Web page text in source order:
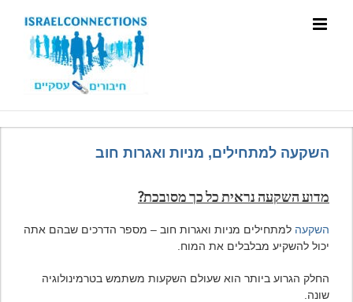
השקעה למתחילים, מניות ואגרות חוב
מדוע השקעה נראית כל כך מסובכת?
השקעה למתחילים מניות ואגרות חוב – מספר הדרכים שבהם אתה
יכול להשקיע מבלבלים את המוח.
החלק הגרוע ביותר הוא שעולם השקעות משתמש בטרמינולוגיה
שונה.